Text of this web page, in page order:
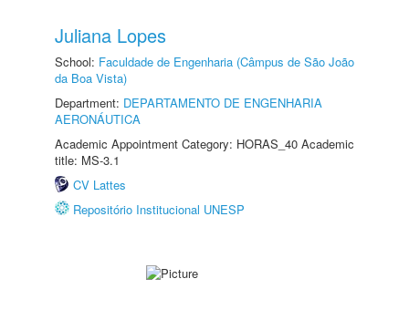
Juliana Lopes
School: Faculdade de Engenharia (Câmpus de São João
da Boa Vista)
Department: DEPARTAMENTO DE ENGENHARIA
AERONÁUTICA
Academic Appointment Category: HORAS_40 Academic
title: MS-3.1
CV Lattes
Repositório Institucional UNESP